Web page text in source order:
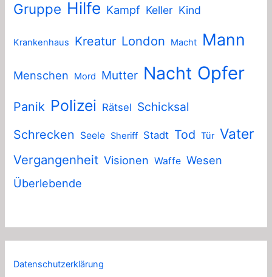
Gruppe Hilfe Kampf Keller Kind
Krankenhaus Kreatur London Macht Mann
Menschen Mord Mutter Nacht Opfer
Panik Polizei Rätsel Schicksal
Schrecken
Seele Sheriff Stadt Tod Tür Vater
Vergangenheit Visionen Waffe Wesen
Überlebende
Datenschutzerklärung